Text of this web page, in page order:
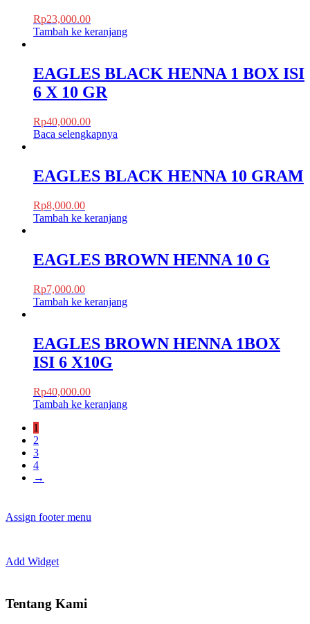
Rp23,000.00
Tambah ke keranjang
EAGLES BLACK HENNA 1 BOX ISI
6 X 10 GR
Rp40,000.00
Baca selengkapnya
EAGLES BLACK HENNA 10 GRAM
Rp8,000.00
Tambah ke keranjang
EAGLES BROWN HENNA 10 G
Rp7,000.00
Tambah ke keranjang
EAGLES BROWN HENNA 1BOX
ISI 6 X10G
Rp40,000.00
Tambah ke keranjang
1
2
3
4
→
Assign footer menu
Add Widget
Tentang Kami